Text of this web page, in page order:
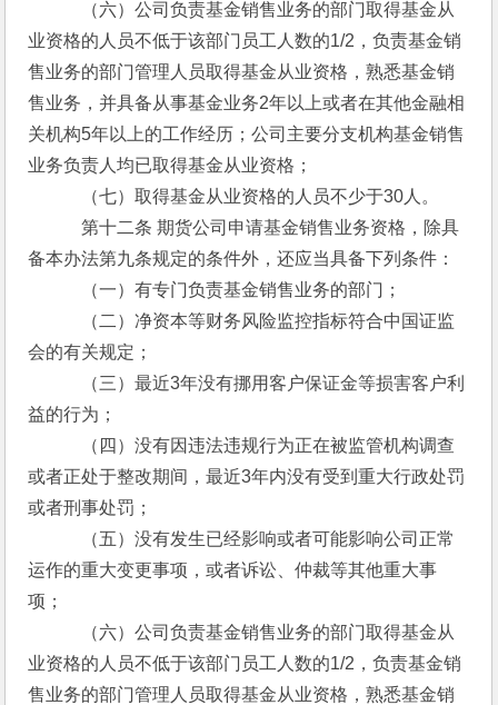
（六）公司负责基金销售业务的部门取得基金从
业资格的人员不低于该部门员工人数的1/2，负责基金销
售业务的部门管理人员取得基金从业资格，熟悉基金销
售业务，并具备从事基金业务2年以上或者在其他金融相
关机构5年以上的工作经历；公司主要分支机构基金销售
业务负责人均已取得基金从业资格；
（七）取得基金从业资格的人员不少于30人。
第十二条 期货公司申请基金销售业务资格，除具
备本办法第九条规定的条件外，还应当具备下列条件：
（一）有专门负责基金销售业务的部门；
（二）净资本等财务风险监控指标符合中国证监
会的有关规定；
（三）最近3年没有挪用客户保证金等损害客户利
益的行为；
（四）没有因违法违规行为正在被监管机构调查
或者正处于整改期间，最近3年内没有受到重大行政处罚
或者刑事处罚；
（五）没有发生已经影响或者可能影响公司正常
运作的重大变更事项，或者诉讼、仲裁等其他重大事
项；
（六）公司负责基金销售业务的部门取得基金从
业资格的人员不低于该部门员工人数的1/2，负责基金销
售业务的部门管理人员取得基金从业资格，熟悉基金销